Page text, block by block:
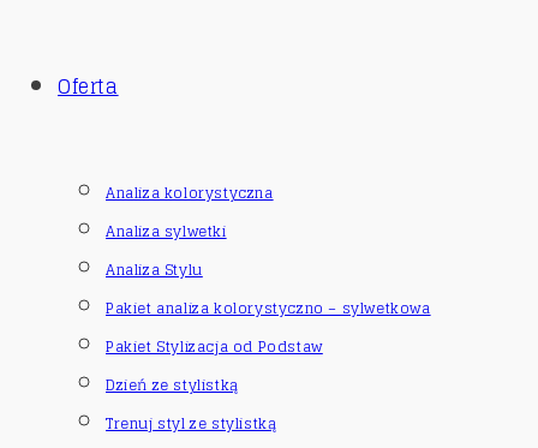
Oferta
Analiza kolorystyczna
Analiza sylwetki
Analiza Stylu
Pakiet analiza kolorystyczno – sylwetkowa
Pakiet Stylizacja od Podstaw
Dzień ze stylistką
Trenuj styl ze stylistką